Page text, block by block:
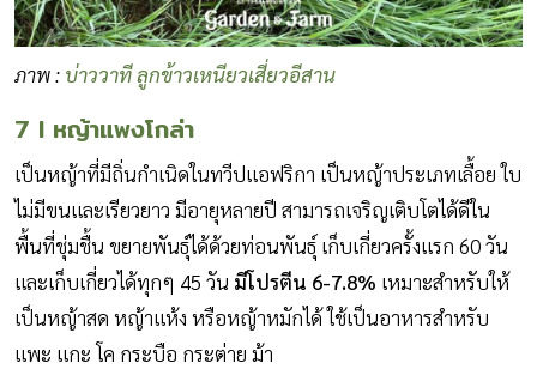
ภาพ : บ่าววาที ลูกข้าวเหนียวเสี่ยวอีสาน
7 I หญ้าแพงโกล่า
เป็นหญ้าที่มีถิ่นกำเนิดในทวีปแอฟริกา เป็นหญ้าประเภทเลื้อย ใบ
ไม่มีขนและเรียวยาว มีอายุหลายปี สามารถเจริญเติบโตได้ดีใน
พื้นที่ชุ่มชื้น ขยายพันธุ์ได้ด้วยท่อนพันธุ์ เก็บเกี่ยวครั้งแรก 60 วัน
และเก็บเกี่ยวได้ทุกๆ 45 วัน มีโปรตีน 6-7.8% เหมาะสำหรับให้
เป็นหญ้าสด หญ้าแห้ง หรือหญ้าหมักได้ ใช้เป็นอาหารสำหรับ
แพะ แกะ โค กระบือ กระต่าย ม้า